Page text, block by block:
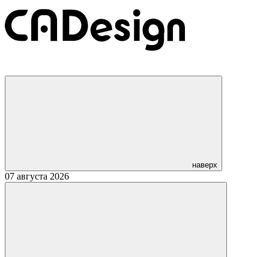
наверх
07 августа 2026